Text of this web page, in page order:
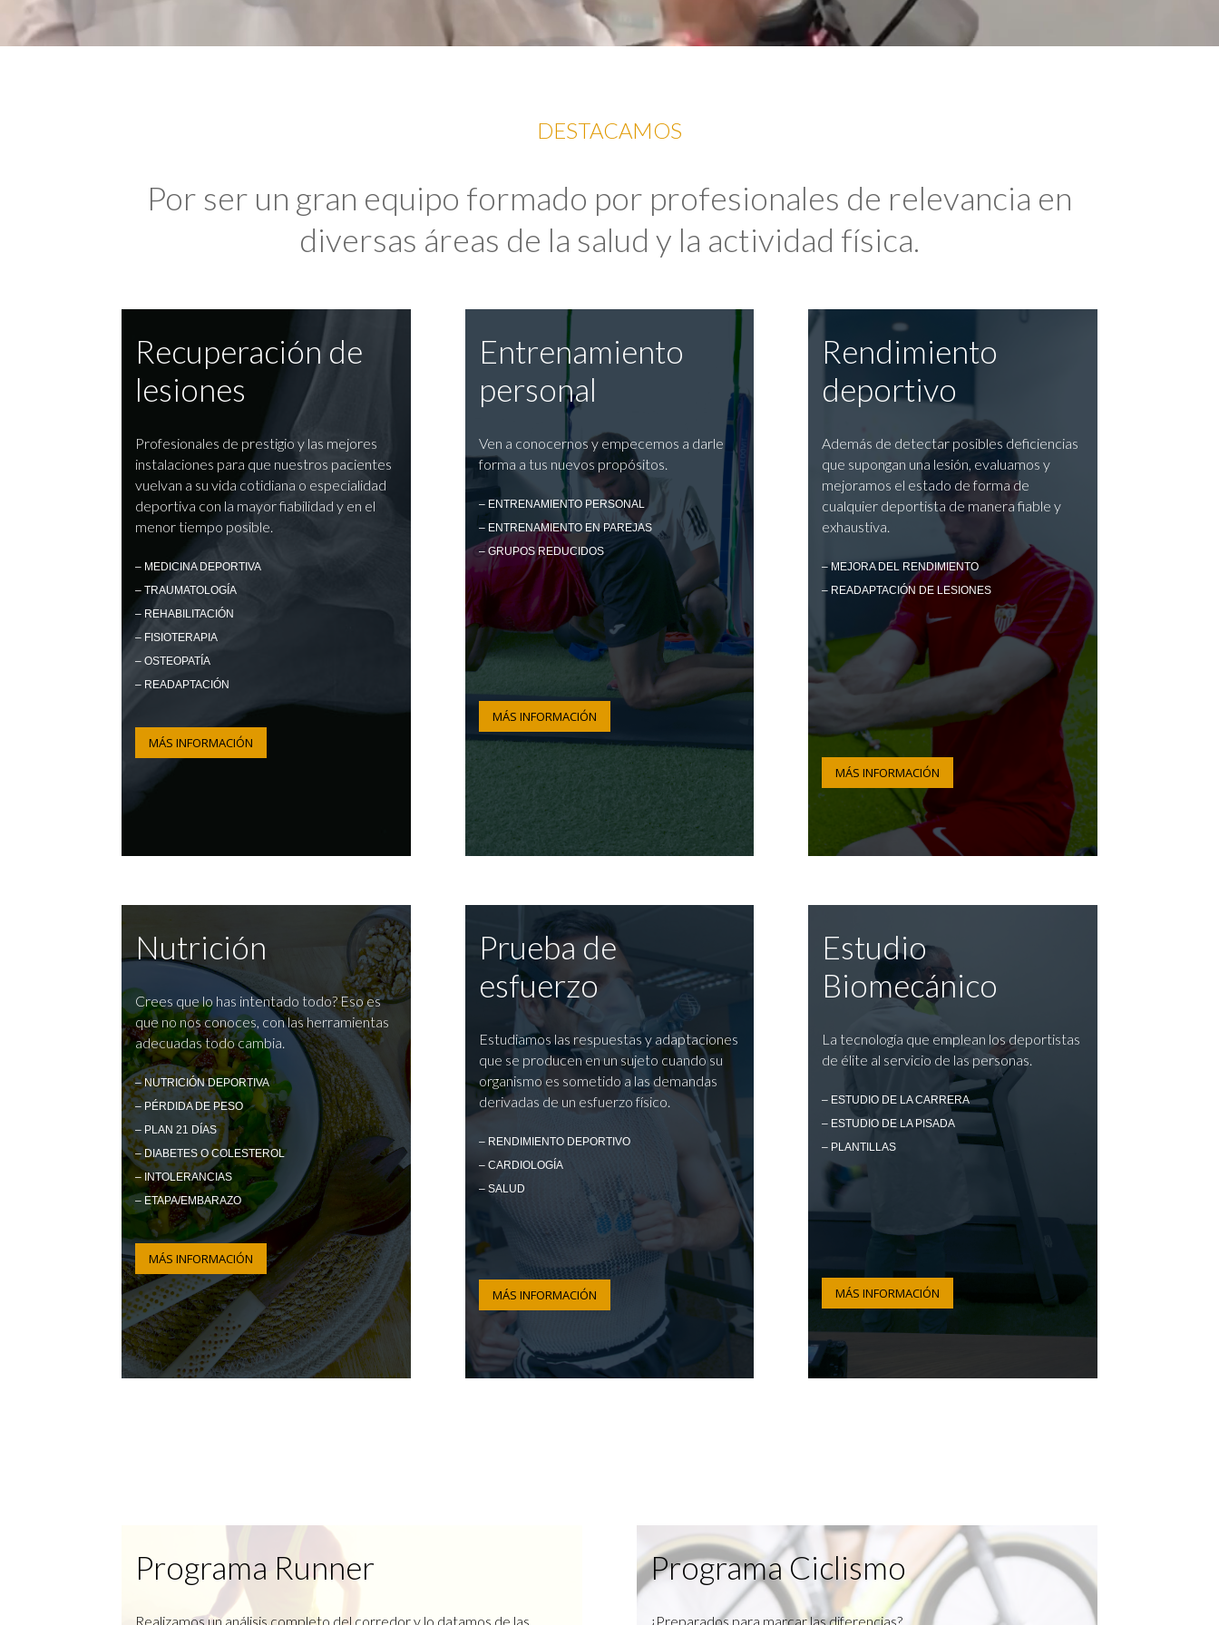
DESTACAMOS
Por ser un gran equipo formado por profesionales de relevancia en
diversas áreas de la salud y la actividad física.
Recuperación de
lesiones
Profesionales de prestigio y las mejores
instalaciones para que nuestros pacientes
vuelvan a su vida cotidiana o especialidad
deportiva con la mayor fiabilidad y en el
menor tiempo posible.
– MEDICINA DEPORTIVA
– TRAUMATOLOGÍA
– REHABILITACIÓN
– FISIOTERAPIA
– OSTEOPATÍA
– READAPTACIÓN
MÁS INFORMACIÓN
Entrenamiento
personal
Ven a conocernos y empecemos a darle
forma a tus nuevos propósitos.
– ENTRENAMIENTO PERSONAL
– ENTRENAMIENTO EN PAREJAS
– GRUPOS REDUCIDOS
MÁS INFORMACIÓN
Rendimiento
deportivo
Además de detectar posibles deficiencias
que supongan una lesión, evaluamos y
mejoramos el estado de forma de
cualquier deportista de manera fiable y
exhaustiva.
– MEJORA DEL RENDIMIENTO
– READAPTACIÓN DE LESIONES
MÁS INFORMACIÓN
Nutrición
Crees que lo has intentado todo? Eso es
que no nos conoces, con las herramientas
adecuadas todo cambia.
– NUTRICIÓN DEPORTIVA
– PÉRDIDA DE PESO
– PLAN 21 DÍAS
– DIABETES O COLESTEROL
– INTOLERANCIAS
– ETAPA/EMBARAZO
MÁS INFORMACIÓN
Prueba de
esfuerzo
Estudiamos las respuestas y adaptaciones
que se producen en un sujeto cuando su
organismo es sometido a las demandas
derivadas de un esfuerzo físico.
– RENDIMIENTO DEPORTIVO
– CARDIOLOGÍA
– SALUD
MÁS INFORMACIÓN
Estudio
Biomecánico
La tecnología que emplean los deportistas
de élite al servicio de las personas.
– ESTUDIO DE LA CARRERA
– ESTUDIO DE LA PISADA
– PLANTILLAS
MÁS INFORMACIÓN
Programa Runner
Realizamos un análisis completo del corredor y lo datamos de las
Programa Ciclismo
¿Preparados para marcar las diferencias?